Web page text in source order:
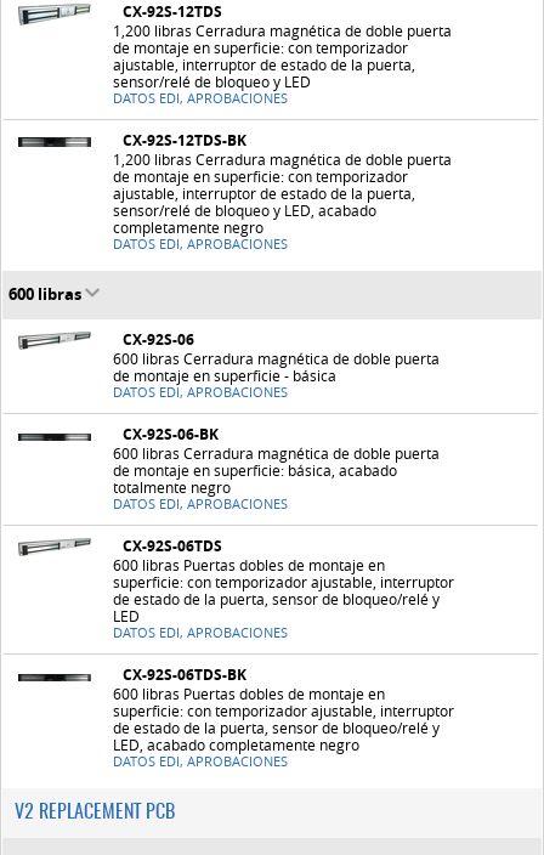
CX-92S-12TDS
1,200 libras Cerradura magnética de doble puerta
de montaje en superficie: con temporizador
ajustable, interruptor de estado de la puerta,
sensor/relé de bloqueo y LED
DATOS EDI, APROBACIONES
CX-92S-12TDS-BK
1,200 libras Cerradura magnética de doble puerta
de montaje en superficie: con temporizador
ajustable, interruptor de estado de la puerta,
sensor/relé de bloqueo y LED, acabado
completamente negro
DATOS EDI, APROBACIONES
600 libras
CX-92S-06
600 libras Cerradura magnética de doble puerta
de montaje en superficie - básica
DATOS EDI, APROBACIONES
CX-92S-06-BK
600 libras Cerradura magnética de doble puerta
de montaje en superficie: básica, acabado
totalmente negro
DATOS EDI, APROBACIONES
CX-92S-06TDS
600 libras Puertas dobles de montaje en
superficie: con temporizador ajustable, interruptor
de estado de la puerta, sensor de bloqueo/relé y
LED
DATOS EDI, APROBACIONES
CX-92S-06TDS-BK
600 libras Puertas dobles de montaje en
superficie: con temporizador ajustable, interruptor
de estado de la puerta, sensor de bloqueo/relé y
LED, acabado completamente negro
DATOS EDI, APROBACIONES
V2 REPLACEMENT PCB